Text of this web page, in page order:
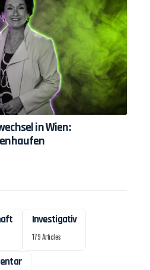
in Wien:
Investigativ
179 Articles